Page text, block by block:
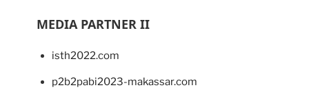
MEDIA PARTNER II
isth2022.com
p2b2pabi2023-makassar.com